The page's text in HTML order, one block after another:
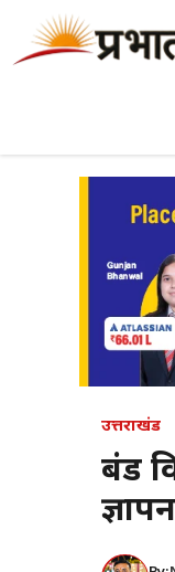
उत्तराखंड
बंड